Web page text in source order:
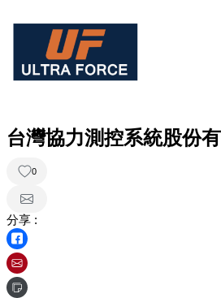
台灣協力測控系統股份
0
分享 :